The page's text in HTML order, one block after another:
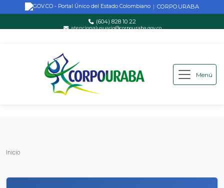
Saltar al contenido principal
| CORPOURABA
(604) 828 10 22
atencionalusuario@corpouraba.gov.co
Menú
Inicio